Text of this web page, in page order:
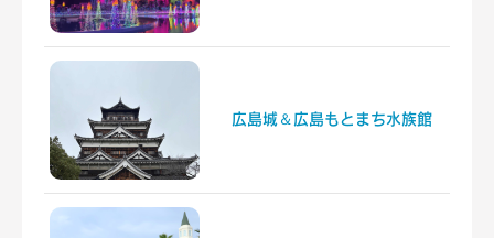
広島城＆広島もとまち水族館